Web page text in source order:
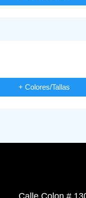
+ Colores/Tallas